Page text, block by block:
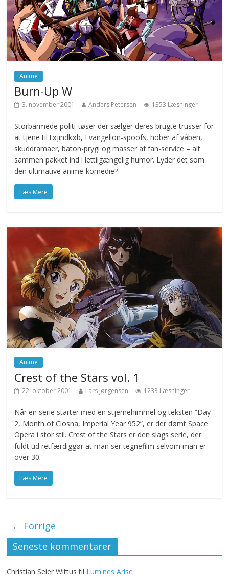
Anime
Burn-Up W
3. november 2001 Anders Petersen 1353 Læsninger
Storbarmede politi-tøser der sælger deres brugte trusser for
at tjene til tøjindkøb, Evangelion-spoofs, hober af våben,
skuddramaer, baton-prygl og masser af fan-service – alt
sammen pakket ind i lettilgængelig humor. Lyder det som
den ultimative anime-komedie?
Læs Mere
Anime
Crest of the Stars vol. 1
22. oktober 2001 Lars Jørgensen 1233 Læsninger
Når en serie starter med en stjernehimmel og teksten “Day
2, Month of Closna, Imperial Year 952”, er der dømt Space
Opera i stor stil. Crest of the Stars er den slags serie, der
fuldt ud retfærdiggør at man ser tegnefilm selvom man er
over 30.
Læs Mere
← Forrige
Seneste kommentarer
Christian Seier Wittus til Lumines Arise